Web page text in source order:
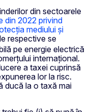
din sectoarele
din 2022 privind
mediului și
respective se
pe energie electrică
internațional.
a taxei cuprinsă
lor la risc.
ducă la o taxă mai